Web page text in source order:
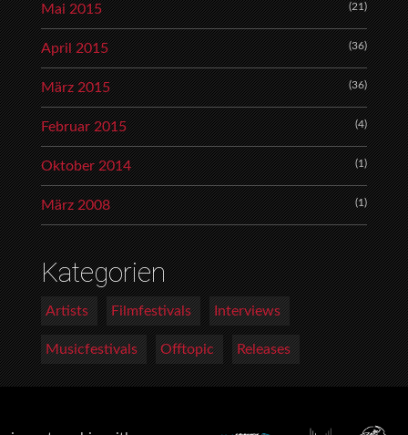
Mai 2015 (21)
April 2015 (36)
März 2015 (36)
Februar 2015 (4)
Oktober 2014 (1)
März 2008 (1)
Kategorien
Artists Filmfestivals Interviews
Musicfestivals Offtopic Releases